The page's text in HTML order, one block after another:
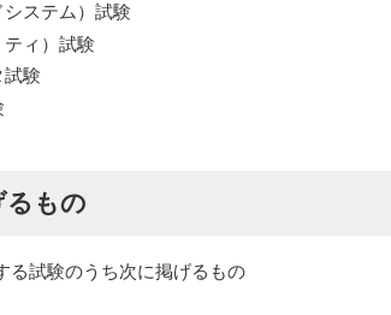
ステム）試験
ィ）試験
試験
るもの
る試験のうち次に掲げるもの